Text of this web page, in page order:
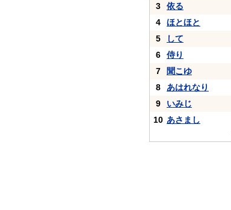
3
依る
4
ほとほと
5
して
6
侍り
7
聞こゆ
8
あはれなり
9
いみじ
10 あさまし